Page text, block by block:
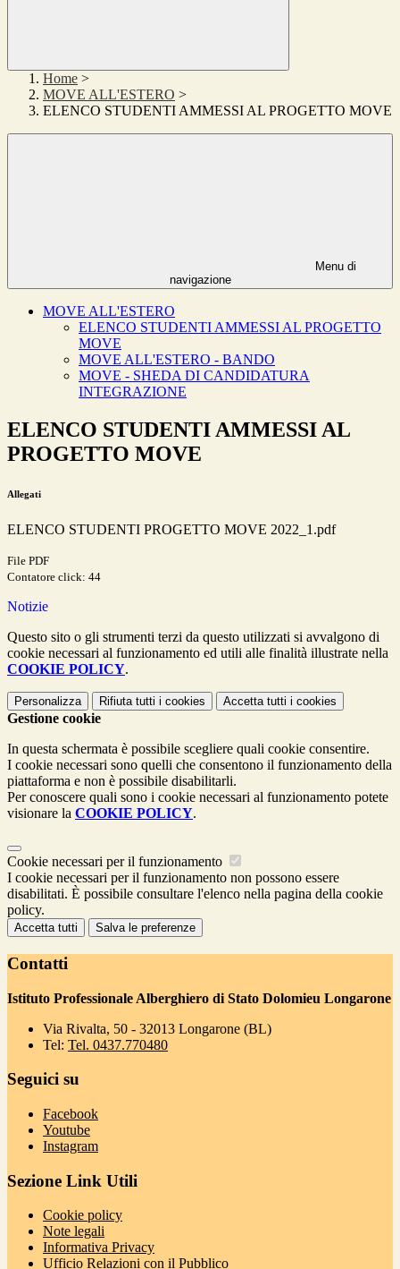
Home >
MOVE ALL'ESTERO >
ELENCO STUDENTI AMMESSI AL PROGETTO MOVE
Menu di
navigazione
MOVE ALL'ESTERO
ELENCO STUDENTI AMMESSI AL PROGETTO
MOVE
MOVE ALL'ESTERO - BANDO
MOVE - SHEDA DI CANDIDATURA
INTEGRAZIONE
ELENCO STUDENTI AMMESSI AL
PROGETTO MOVE
Allegati
ELENCO STUDENTI PROGETTO MOVE 2022_1.pdf
File PDF
Contatore click: 44
Notizie
Questo sito o gli strumenti terzi da questo utilizzati si avvalgono di
cookie necessari al funzionamento ed utili alle finalità illustrate nella
COOKIE POLICY.
Personalizza Rifiuta tutti i cookies Accetta tutti i cookies
Gestione cookie
In questa schermata è possibile scegliere quali cookie consentire.
I cookie necessari sono quelli che consentono il funzionamento della
piattaforma e non è possibile disabilitarli.
Per conoscere quali sono i cookie necessari al funzionamento potete
visionare la COOKIE POLICY.
Cookie necessari per il funzionamento
I cookie necessari per il funzionamento non possono essere
disabilitati. È possibile consultare l'elenco nella pagina della cookie
policy.
Accetta tutti Salva le preferenze
Contatti
Istituto Professionale Alberghiero di Stato Dolomieu Longarone
Via Rivalta, 50 - 32013 Longarone (BL)
Tel: Tel. 0437.770480
Seguici su
Facebook
Youtube
Instagram
Sezione Link Utili
Cookie policy
Note legali
Informativa Privacy
Ufficio Relazioni con il Pubblico